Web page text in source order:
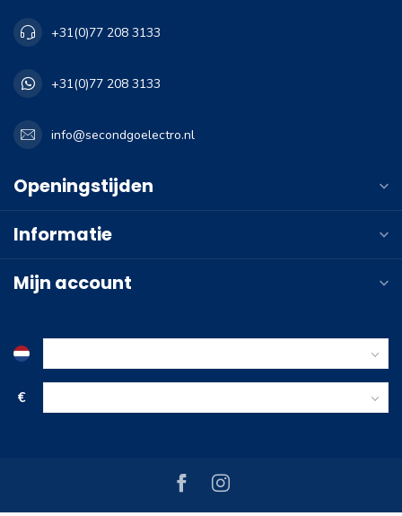
+31(0)77 208 3133
+31(0)77 208 3133
info@secondgoelectro.nl
Openingstijden
Informatie
Mijn account
€